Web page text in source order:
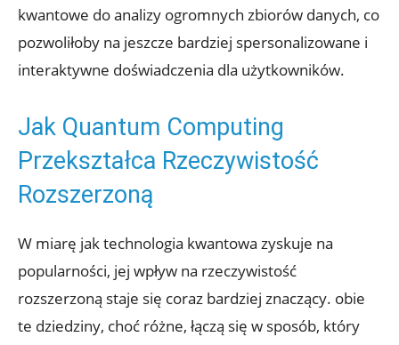
kwantowe do analizy ogromnych zbiorów danych, co
pozwoliłoby na jeszcze bardziej spersonalizowane i
interaktywne doświadczenia dla użytkowników.
Jak Quantum Computing
Przekształca Rzeczywistość
Rozszerzoną
W miarę jak technologia kwantowa zyskuje na
popularności, jej wpływ na rzeczywistość
rozszerzoną staje się coraz bardziej znaczący. obie
te dziedziny, choć różne, łączą się w sposób, który